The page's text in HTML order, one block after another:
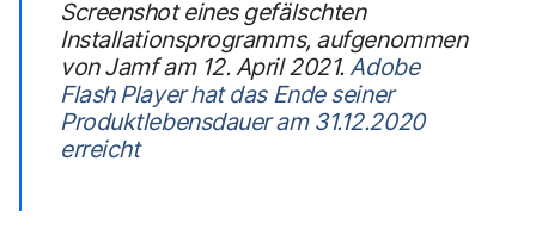
Screenshot eines gefälschten
Installationsprogramms, aufgenommen
von Jamf am 12. April 2021.Adobe
Flash Player hat das Ende seiner
Produktlebensdauer am 31.12.2020
erreicht